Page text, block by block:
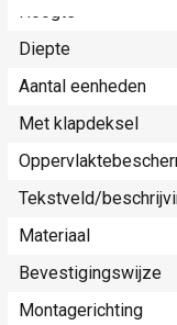
Hoogte
Diepte
Aantal eenheden
Met klapdeksel
Tekstveld/
Materiaal
Bevestigingswijze
Montagerichting